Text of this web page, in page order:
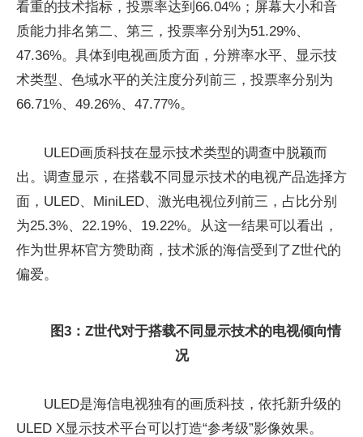
看重的技术指标，投票率达到66.04%；屏幕大小和音
质能力排名第二、第三，投票率分别为51.29%、
47.36%。具体到电视画质方面，分辨率水平、显示技
术类型、色域水平的关注度分列前三，投票率分别为
66.71%、49.26%、47.77%。
ULED画质科技在显示技术类型的调查中脱颖而
出。调查显示，在搭载不同显示技术的电视产品选择方
面，ULED、MiniLED、激光电视位列前三，占比分别
为25.3%、22.19%、19.22%。从这一结果可以看出，
作为世界杯官方赞助商，技术派的海信受到了Z世代的
偏爱。
图3：Z世代对于搭载不同显示技术的电视倾向情
况
ULED是海信电视独有的画质科技，依托新升级的
ULED X显示技术平台可以打造“参考级”影像效果。